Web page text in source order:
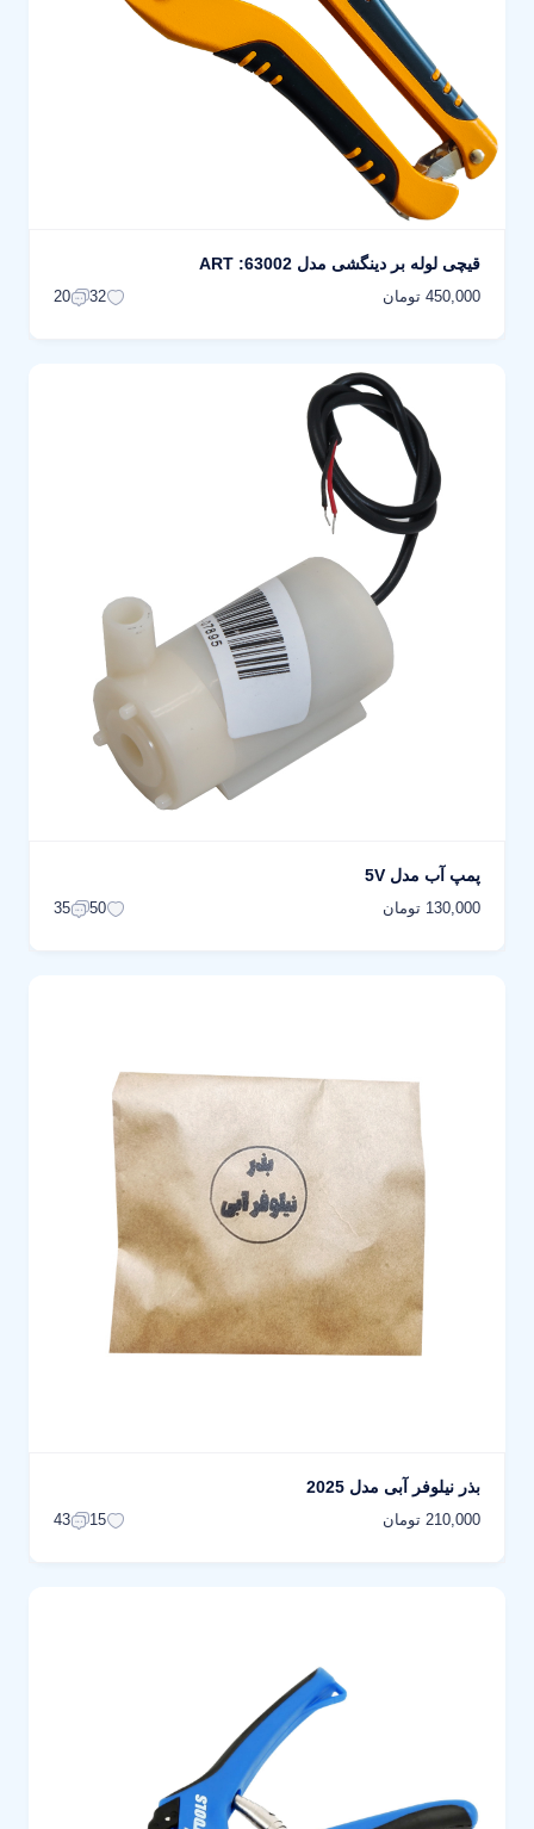
قیچی لوله بر دینگشی مدل ART :63002
450,000 تومان 32
20
پمپ آب مدل 5V
130,000 تومان 50
35
بذر نیلوفر آبی مدل 2025
210,000 تومان 15
43